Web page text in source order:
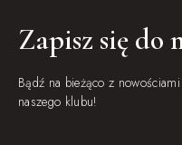
Zapisz się do
Bądź na bieżąco z
naszego klubu!